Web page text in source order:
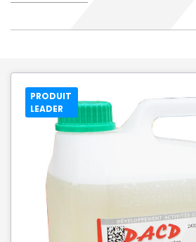
PRODUIT
LEADER